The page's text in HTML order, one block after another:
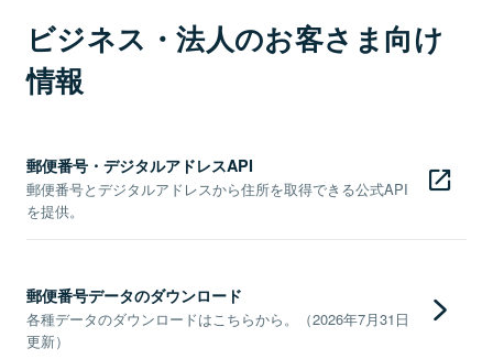
ビジネス・法人のお客さま向け
情報
郵便番号・デジタルアドレスAPI
郵便番号とデジタルアドレスから住所を取得できる公式API
を提供。
郵便番号データのダウンロード
各種データのダウンロードはこちらから。（2026年7月31日
更新）